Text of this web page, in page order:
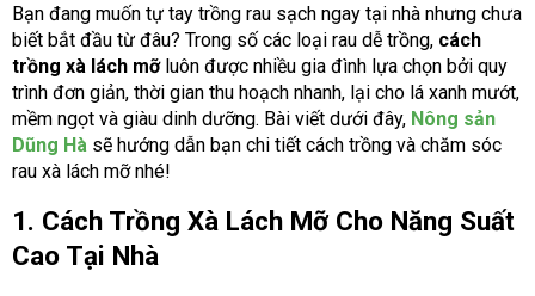
Bạn đang muốn tự tay trồng rau sạch ngay tại nhà nhưng chưa
biết bắt đầu từ đâu? Trong số các loại rau dễ trồng, cách
trồng xà lách mỡluôn được nhiều gia đình lựa chọn bởi quy
trình đơn giản, thời gian thu hoạch nhanh, lại cho lá xanh mướt,
mềm ngọt và giàu dinh dưỡng. Bài viết dưới đây, Nông sản
Dũng Hà sẽ hướng dẫn bạn chi tiết cách trồng và chăm sóc
rau xà lách mỡ nhé!
1. Cách Trồng Xà Lách Mỡ Cho Năng Suất
Cao Tại Nhà